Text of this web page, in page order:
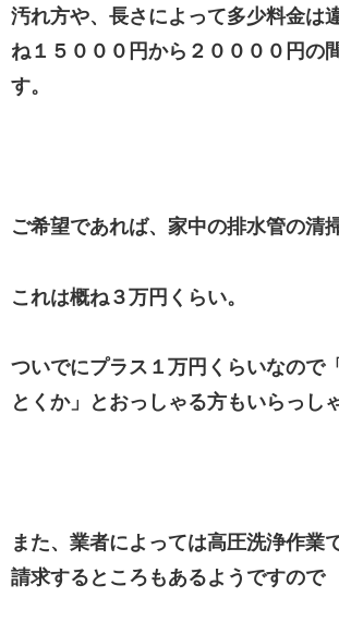
汚れ方や、長さによって多少料金は
ね１５０００円から２００００円の
す。
ご希望であれば、家中の排水管の清
これは概ね３万円くらい。
ついでにプラス１万円くらいなので
とくか」とおっしゃる方もいらっし
また、業者によっては高圧洗浄作業
請求するところもあるようですので